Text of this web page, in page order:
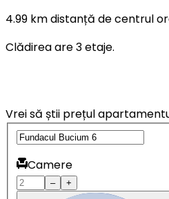
4.99 km distanță de centrul
Clădirea are 3 etaje.
Vrei să știi prețul
Camere
– +